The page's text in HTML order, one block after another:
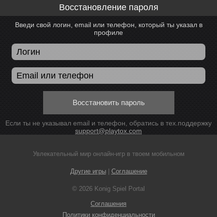
Восстановление пароля
Введи свой логин, email или телефон, который ты указал в
профиле
Восстановить пароль
Если ты не указывал email и телефон, обратись в тех.поддержку
support@playtox.com
Увлекательный мир онлайн-игр в твоем мобильном
Другие игры| Соглашение
© 2026 Konig Spiel Portal
Соглашения
Политики конфиденциальности